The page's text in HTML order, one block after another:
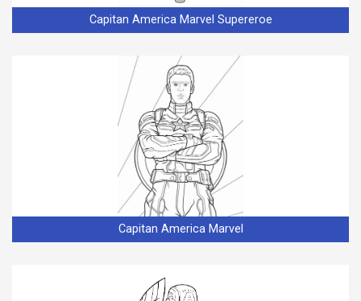
Capitan America Marvel Supereroe
Capitan America Marvel